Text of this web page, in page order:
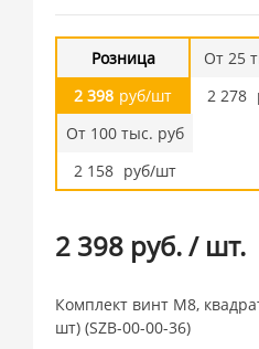
Розница
2 398 руб/шт
От 25
2 278
От 100 тыс. руб
2 158 руб/шт
2 398 руб./ шт.
Комплект винт M8,
шт) (SZB-00-00-36)